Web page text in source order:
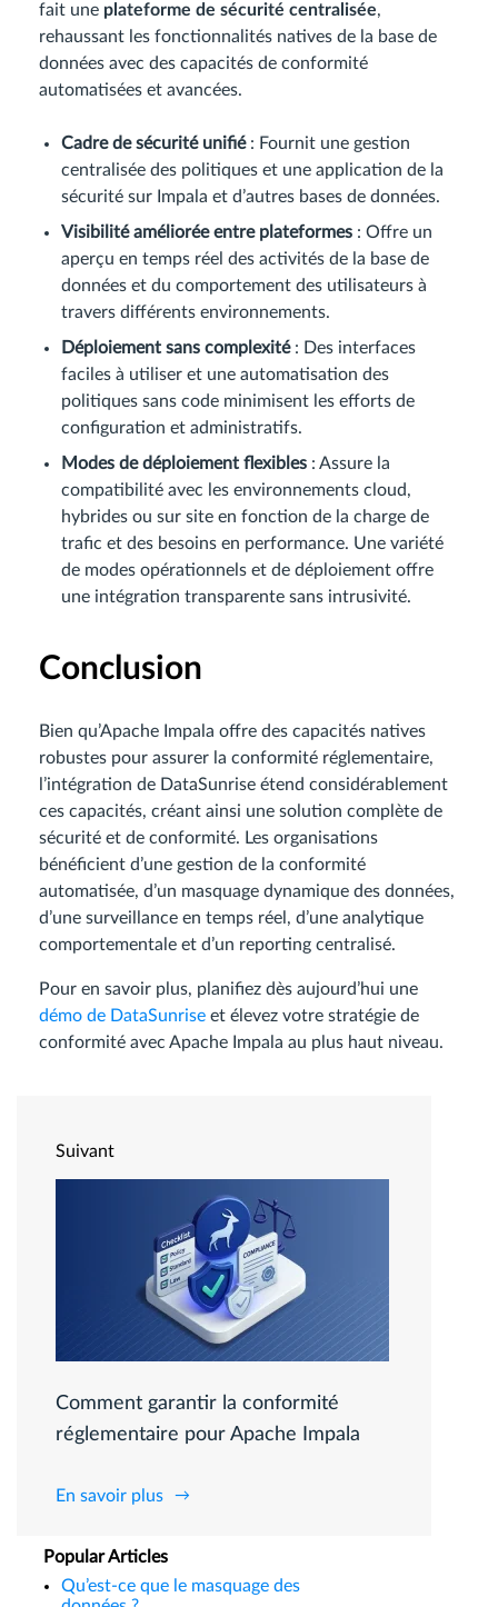
fait une plateforme de sécurité centralisée,
rehaussant les fonctionnalités natives de la base de
données avec des capacités de conformité
automatisées et avancées.
Cadre de sécurité unifié: Fournit une gestion
centralisée des politiques et une application de la
sécurité sur Impala et d’autres bases de données.
Visibilité améliorée entre plateformes : Offre un
aperçu en temps réel des activités de la base de
données et du comportement des utilisateurs à
travers différents environnements.
Déploiement sans complexité: Des interfaces
faciles à utiliser et une automatisation des
politiques sans code minimisent les efforts de
configuration et administratifs.
Modes de déploiement flexibles : Assure la
compatibilité avec les environnements cloud,
hybrides ou sur site en fonction de la charge de
trafic et des besoins en performance. Une variété
de modes opérationnels et de déploiement offre
une intégration transparente sans intrusivité.
Conclusion
Bien qu’Apache Impala offre des capacités natives
robustes pour assurer la conformité réglementaire,
l’intégration de DataSunrise étend considérablement
ces capacités, créant ainsi une solution complète de
sécurité et de conformité. Les organisations
bénéficient d’une gestion de la conformité
automatisée, d’un masquage dynamique des données,
d’une surveillance en temps réel, d’une analytique
comportementale et d’un reporting centralisé.
Pour en savoir plus, planifiez dès aujourd’hui une
démo de DataSunrise et élevez votre stratégie de
conformité avec Apache Impala au plus haut niveau.
Suivant
Comment garantir la conformité
réglementaire pour Apache Impala
En savoir plus
Popular Articles
Qu’est-ce que le masquage des